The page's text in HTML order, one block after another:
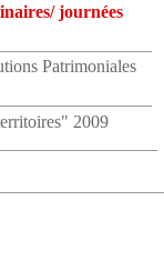
journées
Patrimoniales
2009